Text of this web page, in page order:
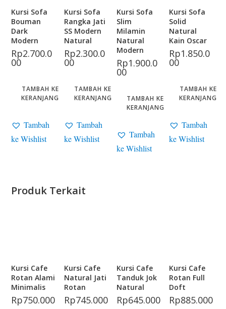
Kursi Sofa
Bouman
Dark
Modern
Rp2.700.0
00
TAMBAH KE
KERANJANG
Tambah
ke Wishlist
Kursi Sofa
Rangka Jati
SS Modern
Natural
Rp2.300.0
00
TAMBAH KE
KERANJANG
Tambah
ke Wishlist
Kursi Sofa
Slim
Milamin
Natural
Modern
Rp1.900.0
00
TAMBAH KE
KERANJANG
Tambah
ke Wishlist
Kursi Sofa
Solid
Natural
Kain Oscar
Rp1.850.0
00
TAMBAH KE
KERANJANG
Tambah
ke Wishlist
Produk Terkait
Kursi Cafe
Rotan Alami
Minimalis
Rp750.000
Kursi Cafe
Natural Jati
Rotan
Rp745.000
Kursi Cafe
Tanduk Jok
Natural
Rp645.000
Kursi Cafe
Rotan Full
Doft
Rp885.000